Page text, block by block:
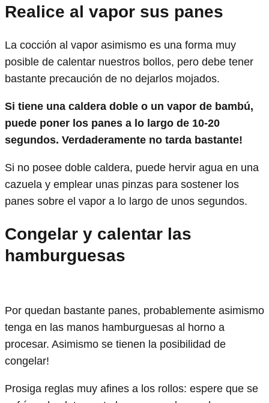
Realice al vapor sus panes
La cocción al vapor asimismo es una forma muy
posible de calentar nuestros bollos, pero debe tener
bastante precaución de no dejarlos mojados.
Si tiene una caldera doble o un vapor de bambú,
puede poner los panes a lo largo de 10-20
segundos. Verdaderamente no tarda bastante!
Si no posee doble caldera, puede hervir agua en una
cazuela y emplear unas pinzas para sostener los
panes sobre el vapor a lo largo de unos segundos.
Congelar y calentar las
hamburguesas
Por quedan bastante panes, probablemente asimismo
tenga en las manos hamburguesas al horno a
procesar. Asimismo se tienen la posibilidad de
congelar!
Prosiga reglas muy afines a los rollos: espere que se